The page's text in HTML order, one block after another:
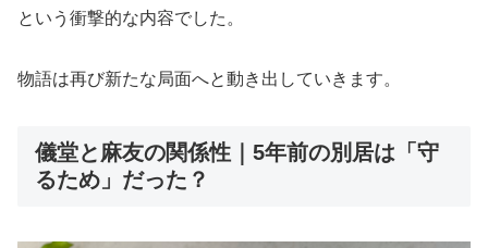
という衝撃的な内容でした。
物語は再び新たな局面へと動き出していきます。
儀堂と麻友の関係性｜5年前の別居は「守
るため」だった？